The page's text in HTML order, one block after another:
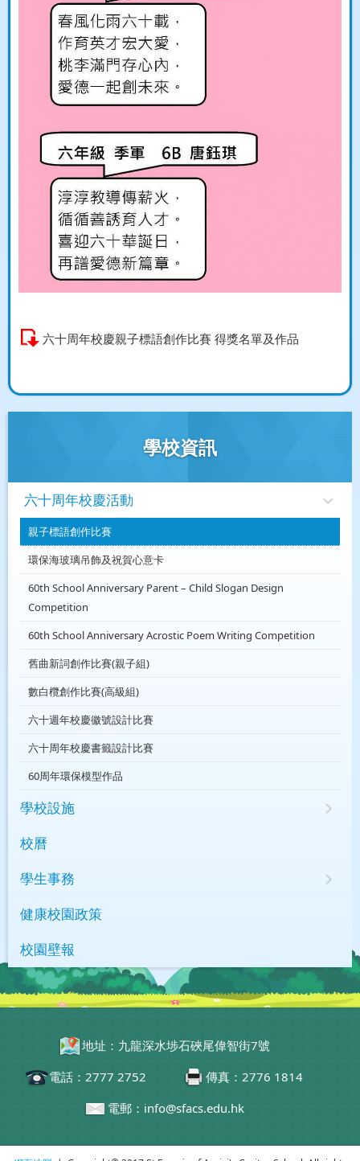
六十周年校慶親子標語創作比賽 得獎名單及作品
學校資訊
六十周年校慶活動
親子標語創作比賽
環保海玻璃吊飾及祝賀心意卡
60th School Anniversary Parent – Child Slogan Design
Competition
60th School Anniversary Acrostic Poem Writing Competition
舊曲新詞創作比賽(親子組)
數白欖創作比賽(高級組)
六十週年校慶徽號設計比賽
六十周年校慶書籤設計比賽
60周年環保模型作品
學校設施
校曆
學生事務
健康校園政策
校園壁報
地址：九龍深水埗石硤尾偉智街7號
電話：2777 2752
傳真：2776 1814
電郵：info@sfacs.edu.hk